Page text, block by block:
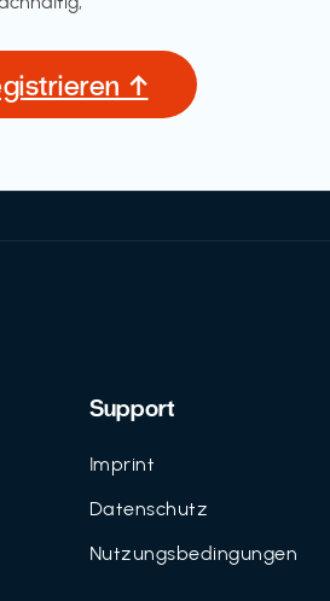
↑
Support
Imprint
Datenschutz
Nutzungsbedingungen